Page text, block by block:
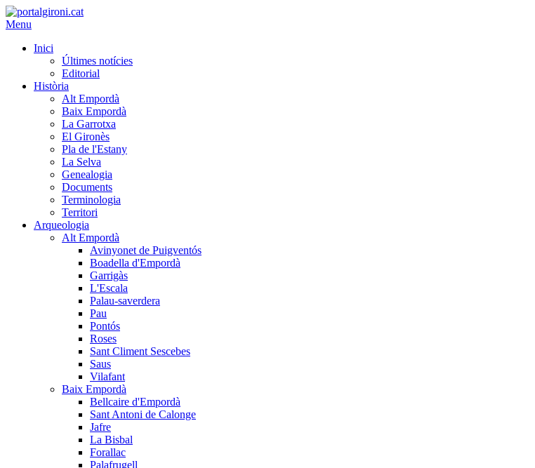
Menu
Inici
Últimes notícies
Editorial
Història
Alt Empordà
Baix Empordà
La Garrotxa
El Gironès
Pla de l'Estany
La Selva
Genealogia
Documents
Terminologia
Territori
Arqueologia
Alt Empordà
Avinyonet de Puigventós
Boadella d'Empordà
Garrigàs
L'Escala
Palau-saverdera
Pau
Pontós
Roses
Sant Climent Sescebes
Saus
Vilafant
Baix Empordà
Bellcaire d'Empordà
Sant Antoni de Calonge
Jafre
La Bisbal
Forallac
Palafrugell